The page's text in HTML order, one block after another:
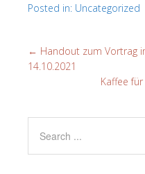
Posted in: Uncategorized
← Handout zum Vortrag
14.10.2021
Kaffee